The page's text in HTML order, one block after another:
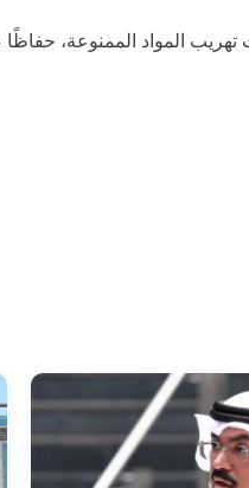
تهريب المواد الممنوعة،